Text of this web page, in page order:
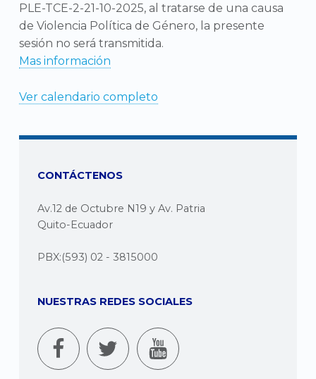
PLE-TCE-2-21-10-2025, al tratarse de una causa
de Violencia Política de Género, la presente
sesión no será transmitida.
Mas información
Ver calendario completo
CONTÁCTENOS
Av.12 de Octubre N19 y Av. Patria
Quito-Ecuador
PBX:(593) 02 - 3815000
NUESTRAS REDES SOCIALES